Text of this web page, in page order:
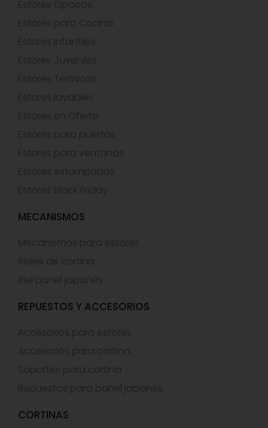
Estores Opacos
Estores para Cocina
Estores Infantiles
Estores Juveniles
Estores Térmicos
Estores lavables
Estores en Oferta
Estores para puertas
Estores para ventanas
Estores estampados
Estores Black Friday
MECANISMOS
Mecanismos para estores
Rieles de cortina
Riel panel japonés
REPUESTOS Y ACCESORIOS
Accesorios para estores
Accesorios para cortina
Soportes para cortina
Repuestos para panel japonés
CORTINAS